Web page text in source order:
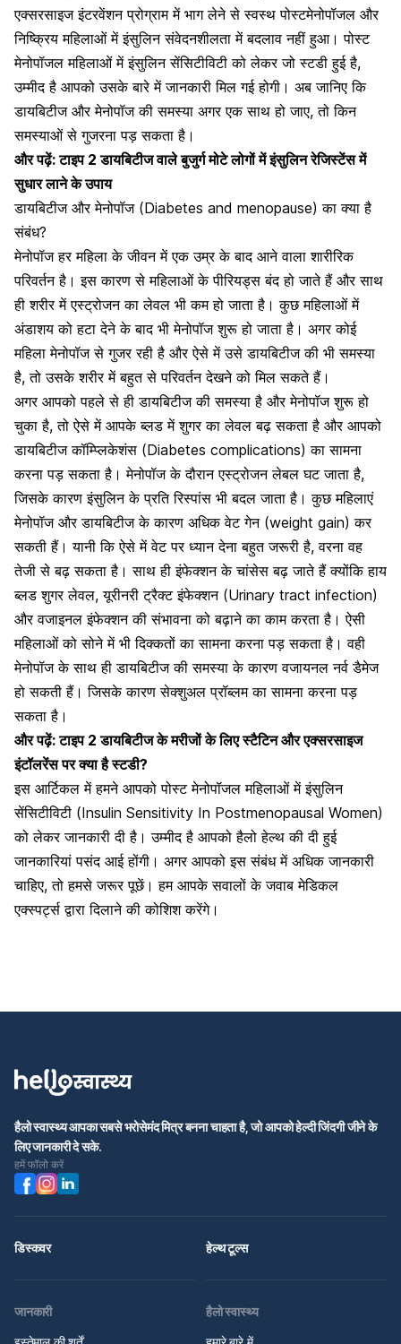
एक्सरसाइज इंटरवेंशन प्रोग्राम में भाग लेने से स्वस्थ पोस्टमेनोपॉजल और
निष्क्रिय महिलाओं में इंसुलिन संवेदनशीलता में बदलाव नहीं हुआ। पोस्ट
मेनोपॉजल महिलाओं में इंसुलिन सेंसिटीविटी को लेकर जो स्टडी हुई है,
उम्मीद है आपको उसके बारे में जानकारी मिल गई होगी। अब जानिए कि
डायबिटीज और मेनोपॉज की समस्या अगर एक साथ हो जाए, तो किन
समस्याओं से गुजरना पड़ सकता है।
और पढ़ें:टाइप 2 डायबिटीज वाले बुजुर्ग मोटे लोगों में इंसुलिन रेजिस्टेंस में
सुधार लाने के उपाय
डायबिटीज और मेनोपॉज (Diabetes and menopause) का क्या है
संबंध?
मेनोपॉज हर महिला के जीवन में एक उम्र के बाद आने वाला शारीरिक
परिवर्तन है। इस कारण से महिलाओं के पीरियड्स बंद हो जाते हैं और साथ
ही शरीर में एस्ट्रोजन का लेवल भी कम हो जाता है। कुछ महिलाओं में
अंडाशय को हटा देने के बाद भी मेनोपॉज शुरू हो जाता है। अगर कोई
महिला मेनोपॉज से गुजर रही है और ऐसे में उसे डायबिटीज की भी समस्या
है, तो उसके शरीर में बहुत से परिवर्तन देखने को मिल सकते हैं।
अगर आपको पहले से ही डायबिटीज की समस्या है और मेनोपॉज शुरू हो
चुका है, तो ऐसे में आपके ब्लड में शुगर का लेवल बढ़ सकता है और आपको
डायबिटीज कॉम्प्लिकेशंस (Diabetes complications) का सामना
करना पड़ सकता है। मेनोपॉज के दौरान एस्ट्रोजन लेबल घट जाता है,
जिसके कारण इंसुलिन के प्रति रिस्पांस भी बदल जाता है। कुछ महिलाएं
मेनोपॉज और डायबिटीज के कारण अधिक वेट गेन (weight gain) कर
सकती हैं। यानी कि ऐसे में वेट पर ध्यान देना बहुत जरूरी है, वरना वह
तेजी से बढ़ सकता है। साथ ही इंफेक्शन के चांसेस बढ़ जाते हैं क्योंकि हाय
ब्लड शुगर लेवल,यूरीनरी ट्रैक्ट इंफेक्शन (Urinary tract infection)
और वजाइनल इंफेक्शन की संभावना को बढ़ाने का काम करता है। ऐसी
महिलाओं को सोने में भी दिक्कतों का सामना करना पड़ सकता है। वही
मेनोपॉज के साथ ही डायबिटीज की समस्या के कारण वजायनल नर्व डैमेज
हो सकती हैं। जिसके कारण सेक्शुअल प्रॉब्लम का सामना करना पड़
सकता है।
और पढ़ें:टाइप 2 डायबिटीज के मरीजों के लिए स्टैटिन और एक्सरसाइज
इंटॉलरेंस पर क्या है स्टडी?
इस आर्टिकल में हमने आपको पोस्ट मेनोपॉजल महिलाओं में इंसुलिन
सेंसिटीविटी (Insulin Sensitivity In Postmenopausal Women)
को लेकर जानकारी दी है। उम्मीद है आपकोहैलो हेल्थ की दी हुई
जानकारियां पसंद आई होंगी। अगर आपको इस संबंध में अधिक जानकारी
चाहिए, तो हमसे जरूर पूछें। हम आपके सवालों के जवाब मेडिकल
एक्स्पर्ट्स द्वारा दिलाने की कोशिश करेंगे।
हैलो स्वास्थ्य आपका सबसे भरोसेमंद मित्र बनना चाहता है, जो आपको हेल्दी जिंदगी जीने के
लिए जानकारी दे सके.
हमें फॉलो करें
डिस्कवर हेल्थ टूल्स
जानकारी
हैलो स्वास्थ्य